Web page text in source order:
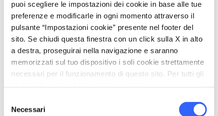
puoi scegliere le impostazioni dei cookie in base alle tue
preferenze e modificarle in ogni momento attraverso il
pulsante “Impostazioni cookie” presente nel footer del
sito. Se chiudi questa finestra con un click sulla X in alto
a destra, proseguirai nella navigazione e saranno
memorizzati sul tuo dispositivo i soli cookie strettamente
necessari per il funzionamento di questo sito. Per tutti gli
delNecessari
Trekking
pets Animali ammessi (Pet friendly)